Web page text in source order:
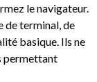
le navigateur.
de terminal, de
basique. Ils ne
permettant